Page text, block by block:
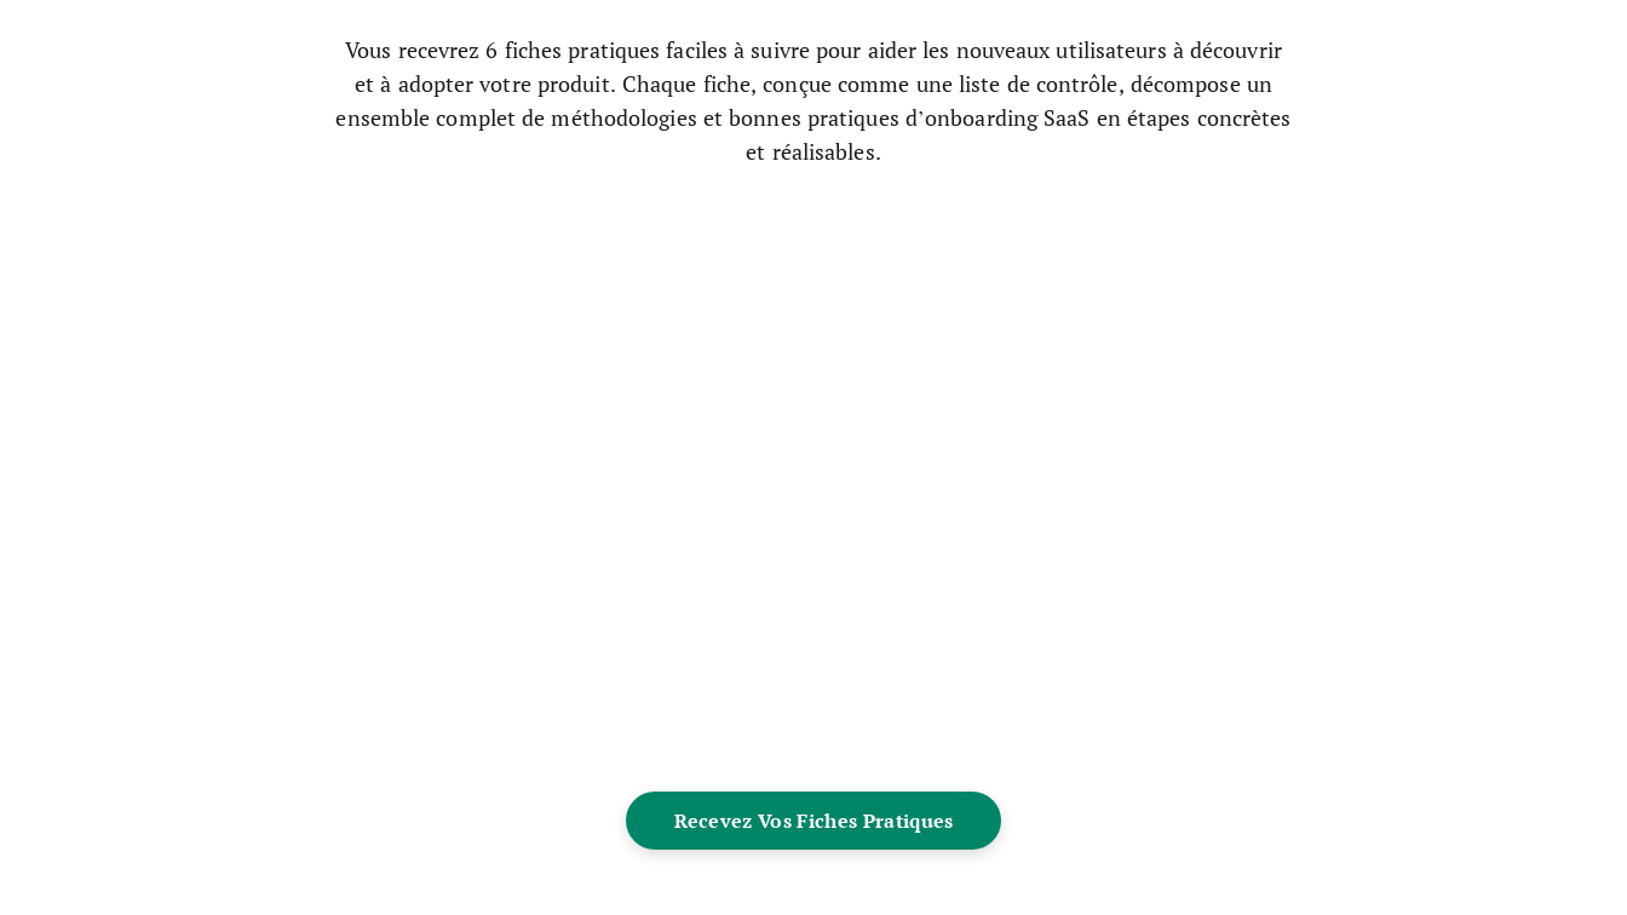
Vous recevrez 6 fiches pratiques faciles à suivre pour aider les nouveaux utilisateurs à découvrir
et à adopter votre produit. Chaque fiche, conçue comme une liste de contrôle, décompose un
ensemble complet de méthodologies et bonnes pratiques d’onboarding SaaS en étapes concrètes
et réalisables.
Recevez Vos Fiches Pratiques